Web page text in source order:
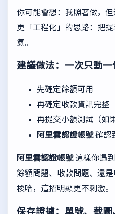
你可能會想：我照著做，
更「工程化」的思路：把
氣。
建議做法：一次只動一
先確定餘額可用
再確定收款資訊完整
再提交小額測試（如
阿里雲認證帳號確認
阿里雲認證帳號這樣你遇
餘額問題、收款問題、還
梭哈，這招明顯更不刺激。
保存證據：單號、截圖